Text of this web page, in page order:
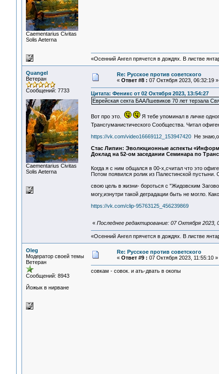
Сaementarius Civitas
Solis Aeterna
«Осенний Ангел прячется в дождях. В листве
Quangel
Ветеран
Сообщений: 7733
Сaementarius Civitas
Solis Aeterna
Re: Русское против советского
« Ответ #8 : 07 Октября 2023, 06:32:19 »
Цитата: Феникс от 02 Октября 2023, 13:54:27
Еврейская секта БААЛшевиков 70 лет терзала
Вот про это.
Я тебе упоминал в личке
Трансгуманистического Сообщества. Читал
https://vk.com/video16669112_153947420Не
Стас Липин: Эволюционные аспекты
Доклад на 52-ом заседании Семинара по
Когда я с ним общался в 00-х,считал что это
Потом появился ролик из Палестинской
свою цель в жизни- бороться с "Жидовским
могу,изнутри такой деградации быть не могло.
https://vk.com/clip-95763125_456239869
« Последнее редактирование: 07 Октября 2023,
«Осенний Ангел прячется в дождях. В листве
Oleg
Модератор своей темы
Ветеран
Сообщений: 8943
Йожык в нирване
Re: Русское против советского
« Ответ #9 : 07 Октября 2023, 11:55:10 »
совкам - совок. и ать-двать в окопы